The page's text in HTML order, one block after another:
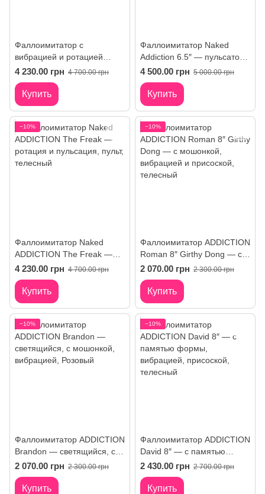
Фаллоимитатор с
вибрацией и ротацией
Naked ADDICTION Chris 7″
Rotating & Vibrating Dong,
пульт ДУ
4 230.00 грн 4 700.00 грн
Купить
Фаллоимитатор Naked
Addiction 6.5″ — пульсатор
с пультом, присоска
4 500.00 грн 5 000.00 грн
Купить
−10%
Фаллоимитатор Naked
ADDICTION The Freak —
ротация и пульсация, пульт
4 230.00 грн 4 700.00 грн
Купить
−10%
Фаллоимитатор ADDICTION
Roman 8″ Girthy Dong — с
мошонкой, вибрацией и
присоской
2 070.00 грн 2 300.00 грн
Купить
−10%
Фаллоимитатор ADDICTION
Brandon — светящийся, с
мошонкой, вибрацией
2 070.00 грн 2 300.00 грн
Купить
−10%
Фаллоимитатор ADDICTION
David 8″ — с памятью
формы, вибрацией,
присоской
2 430.00 грн 2 700.00 грн
Купить